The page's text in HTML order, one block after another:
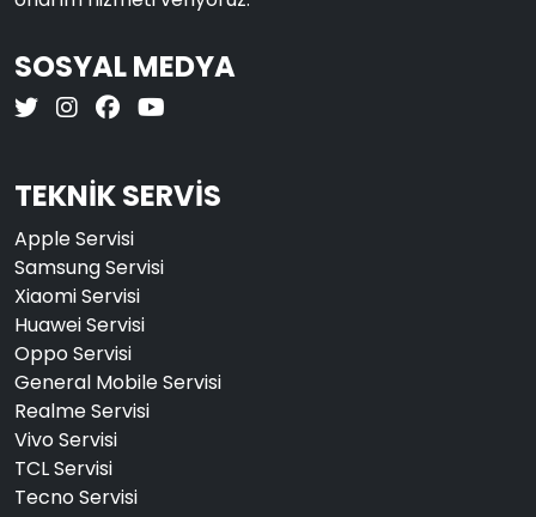
SOSYAL MEDYA
TEKNİK SERVİS
Apple Servisi
Samsung Servisi
Xiaomi Servisi
Huawei Servisi
Oppo Servisi
General Mobile Servisi
Realme Servisi
Vivo Servisi
TCL Servisi
Tecno Servisi